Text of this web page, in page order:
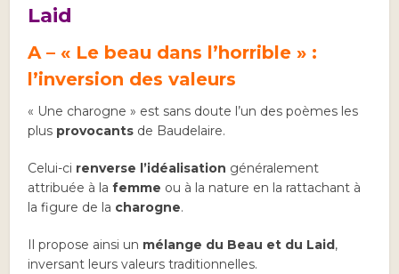
Laid
A – « Le beau dans l’horrible » :
l’inversion des valeurs
« Une charogne » est sans doute l’un des poèmes les
plus provocants de Baudelaire.
Celui-ci renverse l’idéalisation généralement
attribuée à lafemme ou à la nature en la rattachant à
la figure de la charogne.
Il propose ainsi un mélange du Beau et du Laid ,
inversant leurs valeurs traditionnelles.